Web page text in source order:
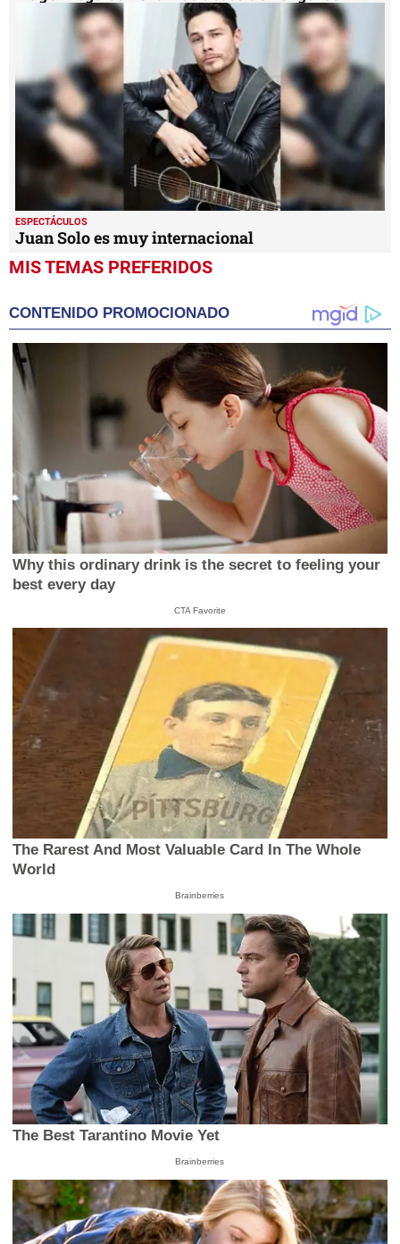
ESPECTÁCULOS
Juan Solo es muy internacional
MIS TEMAS PREFERIDOS
CONTENIDO PROMOCIONADO
Why this ordinary drink is the secret to feeling your
best every day
CTA Favorite
The Rarest And Most Valuable Card In The Whole
World
Brainberries
The Best Tarantino Movie Yet
Brainberries